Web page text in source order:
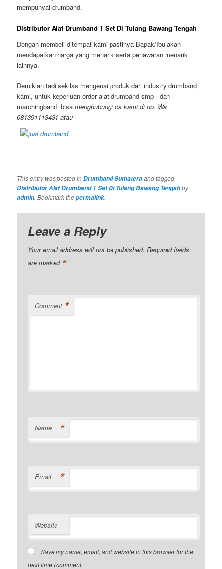
mempunyai drumband.
Distributor Alat Drumband 1 Set Di Tulang Bawang Tengah
Dengan membeli ditempat kami pastinya Bapak/Ibu akan
mendapatkan harga yang menarik serta penawaran menarik
lainnya.
Demikian tadi sekilas mengenai produk dari industry drumband
kami, untuk keperluan order alat drumband smp dan
marchingband bisamenghubungi cs kami di no. Wa
081391113431 atau
This entry was posted inDrumband Sumateraand tagged
Distributor Alat Drumband 1 Set Di Tulang Bawang Tengahby
admin. Bookmark thepermalink.
Leave a Reply
Your email address will not be published. Required fields
are marked *
Comment *
Name *
Email *
Website
Save my name, email, and website in this browser for the
next time I comment.